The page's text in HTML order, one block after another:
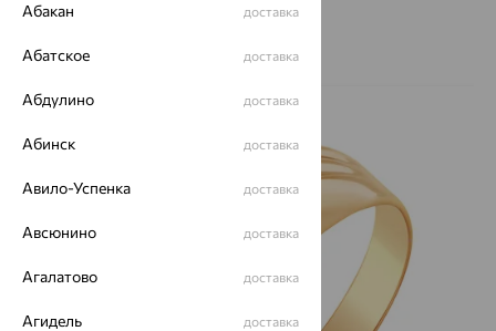
Абакан доставка
Абатское доставка
Абдулино доставка
Абинск доставка
Авило-Успенка доставка
Авсюнино доставка
Агалатово доставка
Агидель доставка